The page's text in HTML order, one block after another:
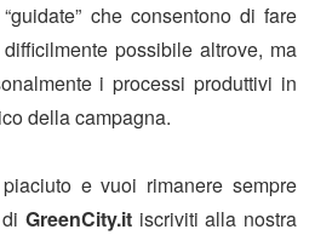
che consentono di fare
possibile altrove, ma
i processi produttivi in
della campagna.
e vuoi rimanere sempre
GreenCity.itiscriviti alla nostra